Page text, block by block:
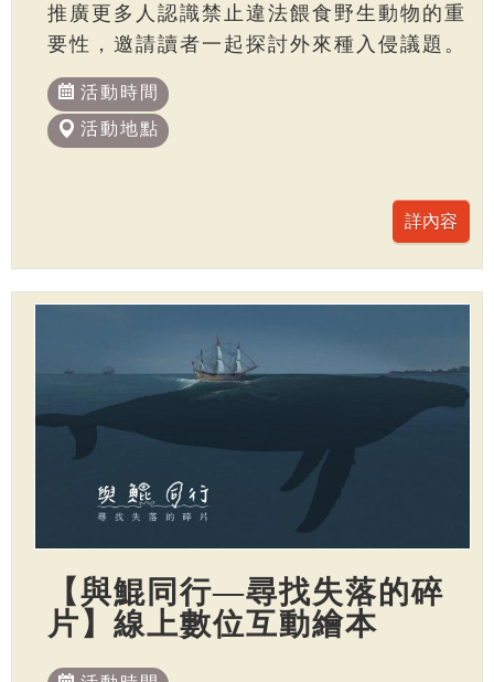
推廣更多人認識禁止違法餵食野生動物的重
要性，邀請讀者一起探討外來種入侵議題。
活動時間
活動地點
【與鯤同行—尋找失落的碎
片】線上數位互動繪本